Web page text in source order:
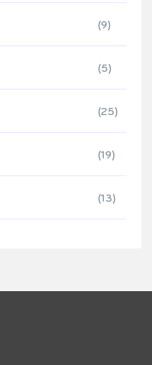
(9)
(5)
(25)
(19)
(13)